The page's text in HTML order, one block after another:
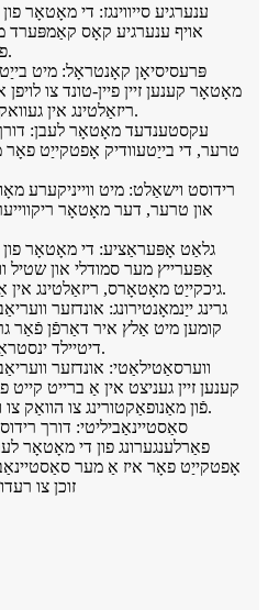
פאַרפעסטיקט גיכקייַט מאָטאָרס.
מאָטאָר קענען זיין פיין-טונד צו
ריזאַלטינג אין געוואקסן פּינטלעכקייַט און אַקיעראַסי.
טרער, די בייַטעוודיק אָפטקייַט
און טרער, דער מאָטאָר
אַפּערייץ מער סמודלי און שטיל
גיכקייַט מאָטאָרס, ריזאַלטינג אין אַ מער באַקוועם ארבעטן סוויווע.
קומען מיט אַלץ איר דאַרפֿן פֿאַר
דיטיילד ינסטראַקשאַנז און אַלע נייטיק ייַזנוואַרג.
קענען זיין געניצט אין אַ ברייט קייט
פֿון מאַנופאַקטורינג צו הוואַק צו וואַסער באַהאַנדלונג און ווייַטער.
פאַרלענגערונג פון די מאָטאָר
אָפטקייַט פאָר איז אַ מער
זוכן צו